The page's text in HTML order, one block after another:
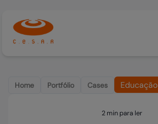
Home Portfólio Cases Educação
2 min para ler